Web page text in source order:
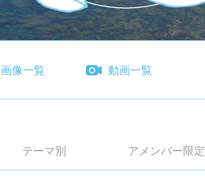
画像一覧 動画一覧
テーマ別 アメンバー限定